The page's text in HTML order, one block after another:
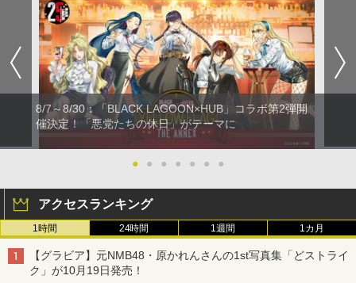
8/7～8/30：「BLACK LAGOON×HUB」コラボ第2弾開
催決定！「悪党たちの休日」がテーマに
● ● ● ● ● ● ●
アクセスランキング
1時間 24時間 1週間 1カ月
【グラビア】元NMB48・原かれんさんの1st写真集「どストライ
ク」が10月19日発売！